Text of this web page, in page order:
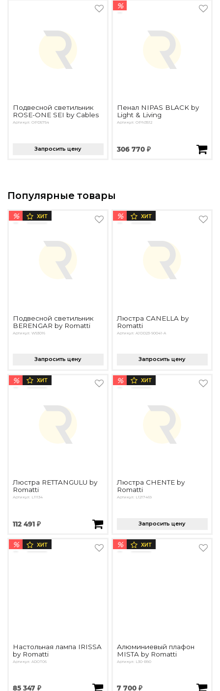
Подвесной светильник
ROSE-ONE SEI by Cables
Артикул: OPD5754
Запросить цену
%
Пенал NIPAS BLACK by
Light & Living
Артикул: OPN3512
306 770 ₽
Популярные товары
% ХИТ
Подвесной светильник
BERENGAR by Romatti
Артикул: W93016
Запросить цену
% ХИТ
Люстра CANELLA by
Romatti
Артикул: AJDD23-90041-A
Запросить цену
% ХИТ
Люстра RETTANGULU by
Romatti
Артикул: L11134
112 491 ₽
% ХИТ
Люстра CHENTE by
Romatti
Артикул: L1217469
Запросить цену
% ХИТ
Настольная лампа IRISSA
by Romatti
Артикул: ADOT06
85 347 ₽
% ХИТ
Алюминиевый плафон
MISTA by Romatti
Артикул: L30-B90
7 700 ₽